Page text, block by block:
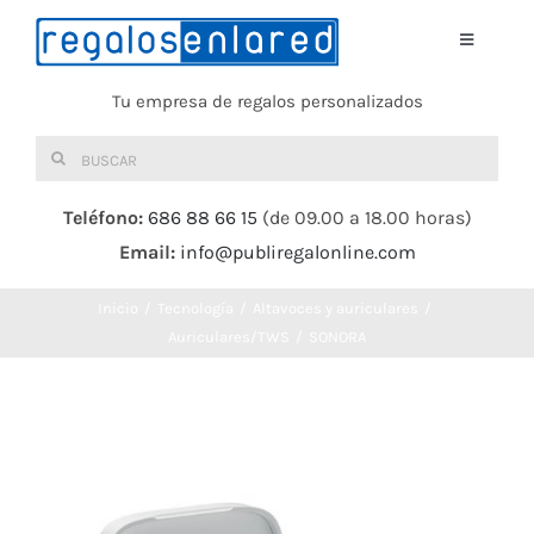
Saltar
Toggle
Tu empresa de regalos personalizados
Buscar:
Teléfono: 686 88 66 15 (de 09.00 a 18.00 horas)
Email: info@publiregalonline.com